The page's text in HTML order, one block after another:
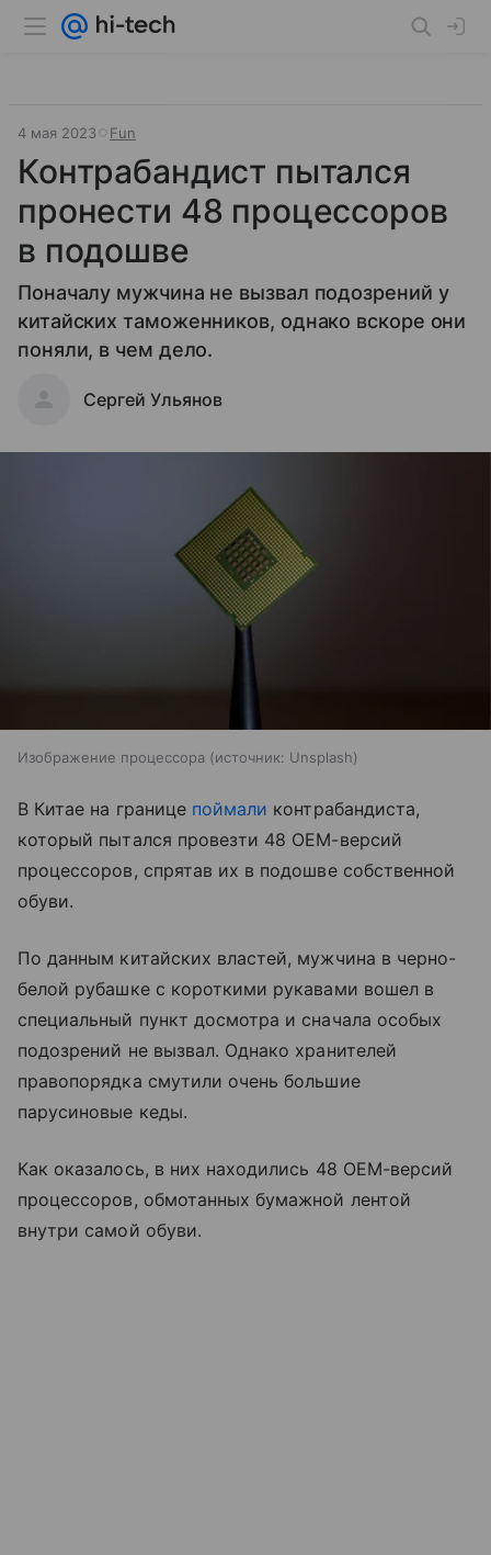
4 мая 2023 Fun
Контрабандист пытался
пронести 48 процессоров
в подошве
Поначалу мужчина не вызвал подозрений у
китайских таможенников, однако вскоре они
поняли, в чем дело.
Сергей Ульянов
Изображение процессора источник: Unsplash
В Китае на границе поймали контрабандиста,
который пытался провезти 48 OEM-версий
процессоров, спрятав их в подошве собственной
обуви.
По данным китайских властей, мужчина в черно-
белой рубашке с короткими рукавами вошел в
специальный пункт досмотра и сначала особых
подозрений не вызвал. Однако хранителей
правопорядка смутили очень большие
парусиновые кеды.
Как оказалось, в них находились 48 OEM-версий
процессоров, обмотанных бумажной лентой
внутри самой обуви.